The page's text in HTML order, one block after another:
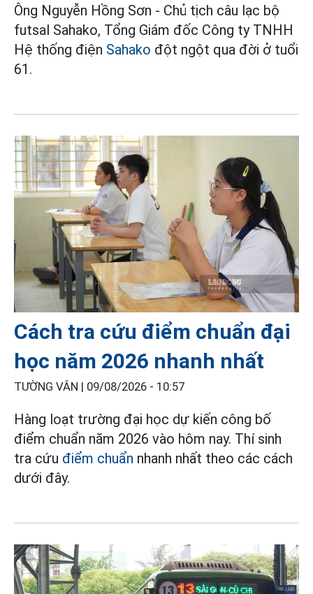
Ông Nguyễn Hồng Sơn - Chủ tịch câu lạc bộ
futsal Sahako, Tổng Giám đốc Công ty TNHH
Hệ thống điện Sahako đột ngột qua đời ở tuổi
61.
Cách tra cứu điểm chuẩn đại
học năm 2026 nhanh nhất
TƯỜNG VÂN | 09/08/2026 - 10:57
Hàng loạt trường đại học dự kiến công bố
điểm chuẩn năm 2026 vào hôm nay. Thí sinh
tra cứu điểm chuẩn nhanh nhất theo các cách
dưới đây.